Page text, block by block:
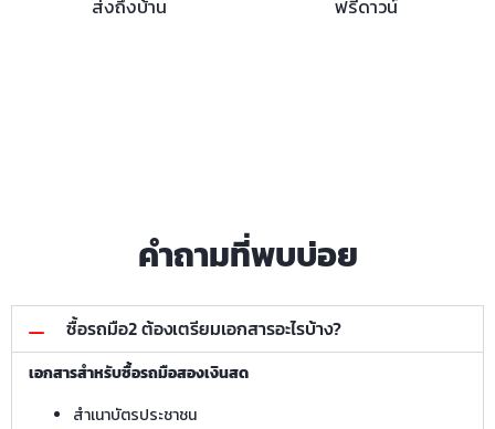
ส่งถึงบ้าน ฟรีดาวน์
คำถามที่พบบ่อย
ซื้อรถมือ2 ต้องเตรียมเอกสารอะไรบ้าง?
เอกสารสำหรับซื้อรถมือสองเงินสด
สำเนาบัตรประชาชน